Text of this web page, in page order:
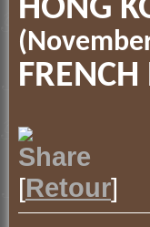
HONG
[Retour]